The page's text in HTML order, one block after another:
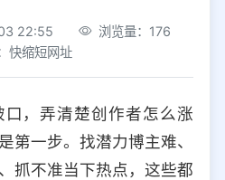
电商平台
拦截
PC 其他
22:55
浏览量：176
快缩短网址
，弄清楚创作者怎么涨
第一步。找潜力博主难、
抓不准当下热点，这些都